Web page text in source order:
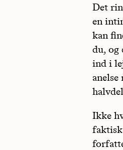
Det
en
kan
du, og
ind i
Ikke
faktisk